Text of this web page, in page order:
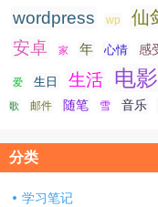
wordpress wp 仙
安卓 家 年 心情 感
爱 生日 生活 电影
歌 邮件 随笔 雪 音乐
分类
学习笔记